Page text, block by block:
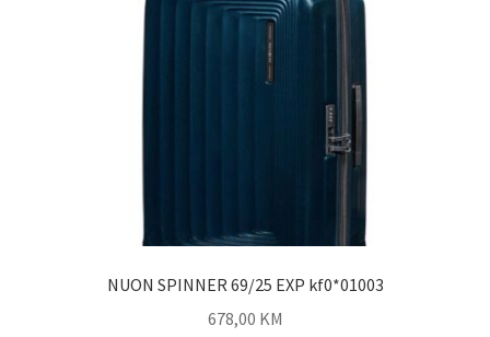
NUON SPINNER 69/25 EXP kf0*01003
678,00 KM